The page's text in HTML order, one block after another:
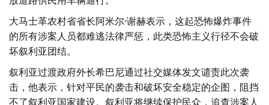
大马士革农村省省长阿米尔·谢赫表示，这起恐怖爆炸事件
的所有涉案人员都难逃法律严惩，此类恐怖主义行径不会破
坏叙利亚团结。
叙利亚过渡政府外长希巴尼通过社交媒体发文谴责此次袭
击，他表示，针对平民的袭击和破坏安全稳定的企图，阻挡
不了叙利亚国家建设。叙利亚将继续保护民众，追查涉案人